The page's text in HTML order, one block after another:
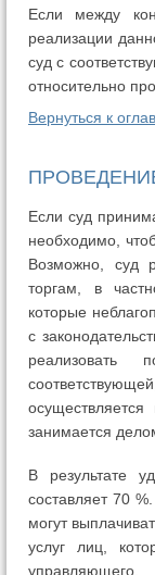
Если между
реализации
суд с
относительно
Вернуться к
Если суд
необходимо,
Возможно, суд
торгам, в
которые
с
реализовать
занимается
В результате
составляет 70
могут
услуг лиц,
управляющего.